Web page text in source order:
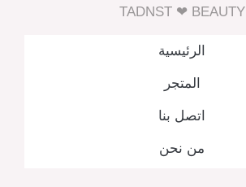
TADNST ❤ BEAUTY
الرئيسية
المتجر
اتصل بنا
من نحن